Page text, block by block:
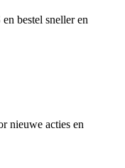
bestel sneller en
nieuwe acties en